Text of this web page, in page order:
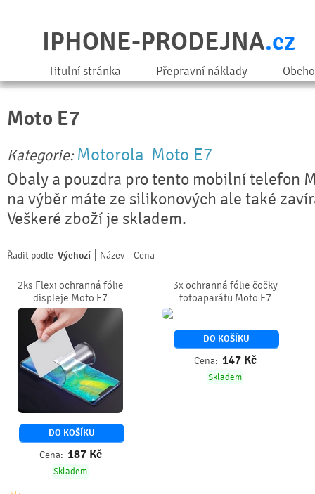
IPHONE-PRODEJNA.cz
Titulní stránka Přepravní náklady
Moto E7
Kategorie: Motorola Moto E7
Obaly a pouzdra pro tento mobilní telefon
na výběr máte ze silikonových ale také
Veškeré zboží je skladem.
Řadit podle Výchozí Název Cena
2ks Flexi ochranná fólie
displeje Moto E7
DO KOŠÍKU
Cena: 187 Kč
Skladem
3x ochranná fólie čočky
fotoaparátu Moto E7
DO KOŠÍKU
Cena: 147 Kč
Skladem